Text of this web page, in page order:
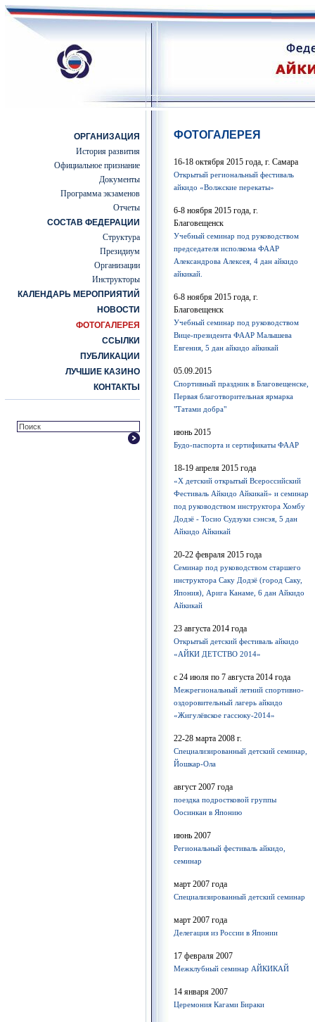
ОРГАНИЗАЦИЯ
История развития
Официальное признание
Документы
Программа экзаменов
Отчеты
СОСТАВ ФЕДЕРАЦИИ
Структура
Президиум
Организации
Инструкторы
КАЛЕНДАРЬ МЕРОПРИЯТИЙ
НОВОСТИ
ФОТОГАЛЕРЕЯ
ССЫЛКИ
ПУБЛИКАЦИИ
ЛУЧШИЕ КАЗИНО
КОНТАКТЫ
ФОТОГАЛЕРЕЯ
16-18 октября 2015 года, г. Самара
Открытый региональный фестиваль
айкидо «Волжские перекаты»
6-8 ноября 2015 года, г.
Благовещенск
Учебный семинар под руководством
председателя исполкома ФААР
Александрова Алексея, 4 дан айкидо
айкикай.
6-8 ноября 2015 года, г.
Благовещенск
Учебный семинар под руководством
Вице-президента ФААР Малышева
Евгения, 5 дан айкидо айкикай
05.09.2015
Спортивный праздник в Благовещенске,
Первая благотворительная ярмарка
"Татами добра"
июнь 2015
Будо-паспорта и сертификаты ФААР
18-19 апреля 2015 года
«Х детский открытый Всероссийский
Фестиваль Айкидо Айкикай» и семинар
под руководством инструктора Хомбу
Додзё - Тосио Судзуки сэнсэя, 5 дан
Айкидо Айкикай
20-22 февраля 2015 года
Семинар под руководством старшего
инструктора Саку Додзё (город Саку,
Япония), Арига Канаме, 6 дан Айкидо
Айкикай
23 августа 2014 года
Открытый детский фестиваль айкидо
«АЙКИ ДЕТСТВО 2014»
с 24 июля по 7 августа 2014 года
Межрегиональный летний спортивно-
оздоровительный лагерь айкидо
«Жигулёвское гассюку-2014»
22-28 марта 2008 г.
Cпециализированный детский семинар,
Йошкар-Ола
август 2007 года
поездка подростковой группы
Оосинкан в Японию
июнь 2007
Региональный фестиваль айкидо,
семинар
март 2007 года
Специализированный детский семинар
март 2007 года
Делегация из России в Японии
17 февраля 2007
Межклубный семинар АЙКИКАЙ
14 января 2007
Церемония Кагами Бираки